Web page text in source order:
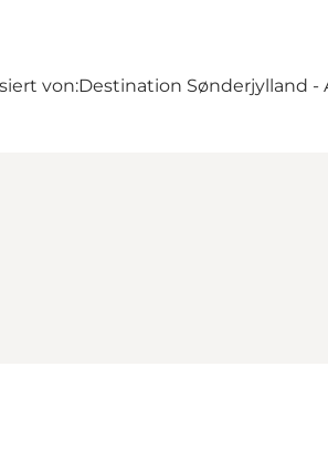
von:Destination Sønderjylland -